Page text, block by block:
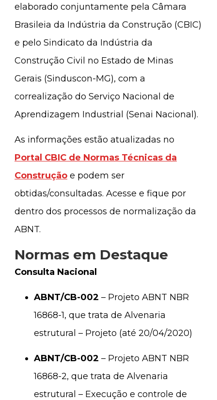
elaborado conjuntamente pela Câmara
Brasileia da Indústria da Construção (CBIC)
e pelo Sindicato da Indústria da
Construção Civil no Estado de Minas
Gerais (Sinduscon-MG), com a
correalização do Serviço Nacional de
Aprendizagem Industrial (Senai Nacional).
As informações estão atualizadas no
Portal CBIC de Normas Técnicas da
Construção e podem ser
obtidas/consultadas. Acesse e fique por
dentro dos processos de normalização da
ABNT.
Normas em Destaque
Consulta Nacional
ABNT/CB-002 – Projeto ABNT NBR
16868-1, que trata de Alvenaria
estrutural – Projeto (até 20/04/2020)
ABNT/CB-002 – Projeto ABNT NBR
16868-2, que trata de Alvenaria
estrutural – Execução e controle de